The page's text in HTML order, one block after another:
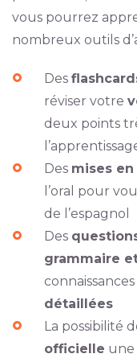
vous pourrez
nombreux outils
Des
réviser votre
deux points
Des mises
l’oral pour
de l’espagnol
Des
grammaire
détaillées
La possibilité
officielle une